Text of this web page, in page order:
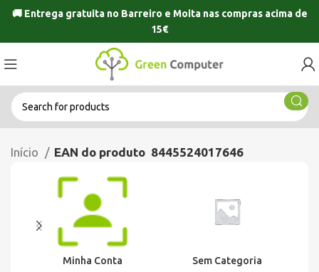
🚚 Entrega gratuita no Barreiro e Moitanas compras acima de
15€
Início EAN do produto 8445524017646
Minha Conta Sem Categoria